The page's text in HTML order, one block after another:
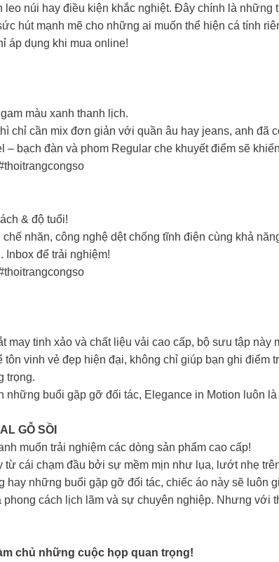
leo núi hay điều kiện khắc nghiệt. Đây chính là
hút mạnh mẽ cho những ai muốn thể hiện cá tính
áp dụng khi mua online!
màu xanh thanh lịch.
chỉ cần mix đơn giản với quần âu hay jeans, anh đã
– bạch đàn và phom Regular che khuyết điểm sẽ
& độ tuổi!
nhăn, công nghệ dệt chống tĩnh điện cùng khả
Inbox để trải nghiệm!
may tinh xảo và chất liệu vải cao cấp, bộ sưu tập
vinh vẻ đẹp hiện đại, không chỉ giúp bạn ghi
trọng.
những buổi gặp gỡ đối tác, Elegance in Motion luôn
GỖ SỒI
muốn trải nghiệm các dòng sản phẩm cao cấp!
từ cái chạm đầu bởi sự mềm mịn như lụa, lướt nhẹ
hay những buổi gặp gỡ đối tác, chiếc áo này sẽ luôn
cách lịch lãm và sự chuyên nghiệp. Nhưng với
chủ những cuộc họp quan trọng!